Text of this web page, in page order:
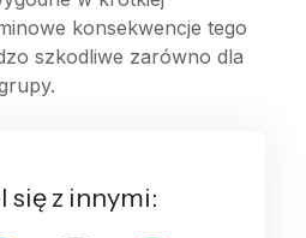
konsekwencje tego
szkodliwe zarówno dla
się z innymi: